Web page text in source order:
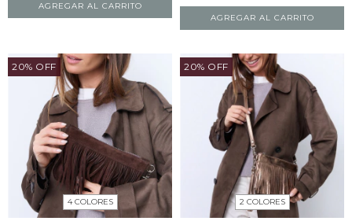
AGREGAR AL CARRITO
AGREGAR AL CARRITO
20% OFF
4 COLORES
20% OFF
2 COLORES